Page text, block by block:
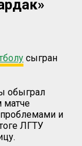
сыгран
обыграл
матче
и
ЛГТУ